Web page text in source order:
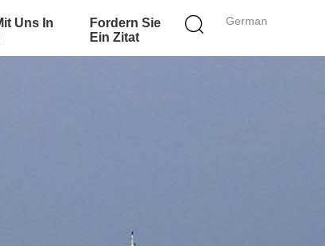
German
Uns In
Fordern Sie
Ein Zitat